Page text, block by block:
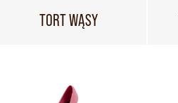
TORT WĄSY